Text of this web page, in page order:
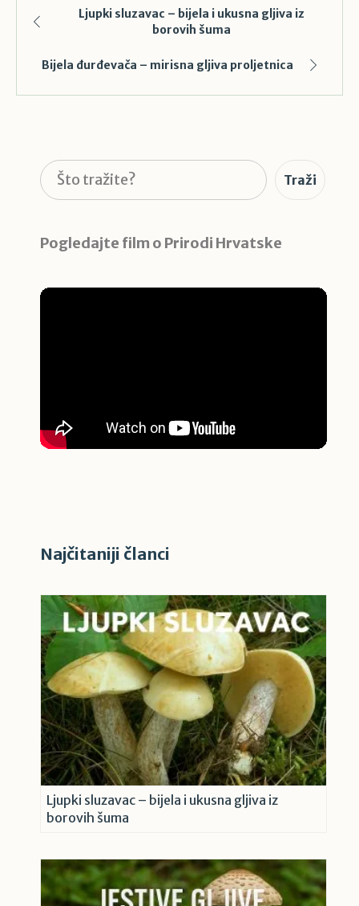
Ljupki sluzavac – bijela i ukusna gljiva iz
borovih šuma
Bijela đurđevača – mirisna gljiva proljetnica
Pretraga Traži
Pogledajte film o Prirodi Hrvatske
Najčitaniji članci
Ljupki sluzavac – bijela i ukusna gljiva iz
borovih šuma